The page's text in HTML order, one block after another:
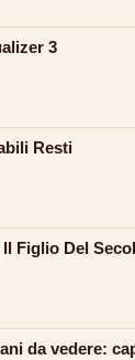
3
Resti
Figlio Del
da vedere: